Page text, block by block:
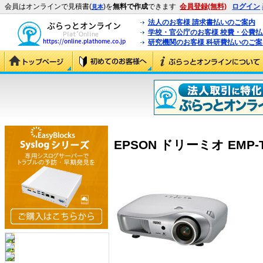
会員はオンラインで見積書(見本)を無料で作成できます 会員登録(無料) ログイン
法人のお客様 請求書払いのご案内
学校・官公庁のお客様 校費・公費
研究機関のお客様 科研費払いのご
EPSON ドリーミオ